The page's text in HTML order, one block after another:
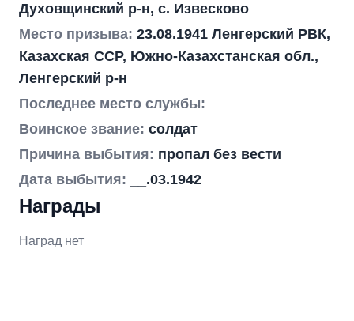
Духовщинский р-н, с. Извесково
Место призыва: 23.08.1941 Ленгерский РВК,
Казахская ССР, Южно-Казахстанская обл.,
Ленгерский р-н
Последнее место службы:
Воинское звание: солдат
Причина выбытия: пропал без вести
Дата выбытия:
__.03.1942
Награды
Наград нет